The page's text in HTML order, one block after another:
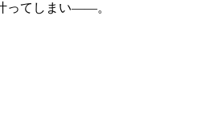
ってしまい――。